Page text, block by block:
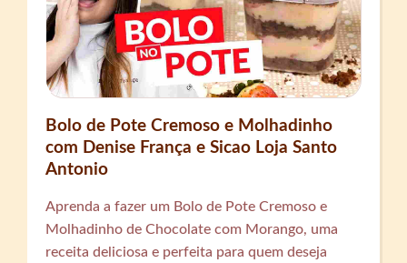
Bolo de Pote Cremoso e Molhadinho
com Denise França e Sicao Loja Santo
Antonio
Aprenda a fazer um Bolo de Pote Cremoso e
Molhadinho de Chocolate com Morango, uma
receita deliciosa e perfeita para quem deseja